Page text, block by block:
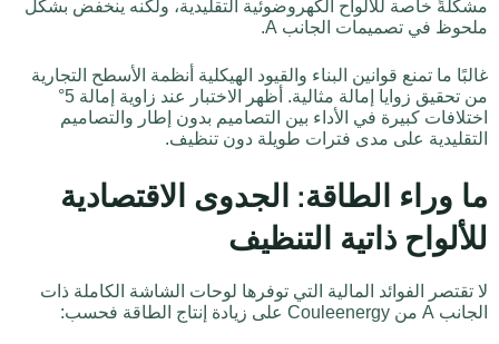
مشكلةً خاصة للألواح الكهروضوئية التقليدية، ولكنه ينخفض بشكل
ملحوظ في تصميمات الجانب A.
غالبًا ما تمنع قوانين البناء والقيود الهيكلية أنظمة الأسطح التجارية
من تحقيق زوايا إمالة مثالية. أظهر الاختبار عند زاوية إمالة 5°
اختلافات كبيرة في الأداء بين التصاميم بدون إطار والتصاميم
التقليدية على مدى فترات طويلة دون تنظيف.
ما وراء الطاقة: الجدوى الاقتصادية
للألواح ذاتية التنظيف
لا تقتصر الفوائد المالية التي توفرها لوحات الشاشة الكاملة ذات
الجانب A من Couleenergy على زيادة إنتاج الطاقة فحسب: